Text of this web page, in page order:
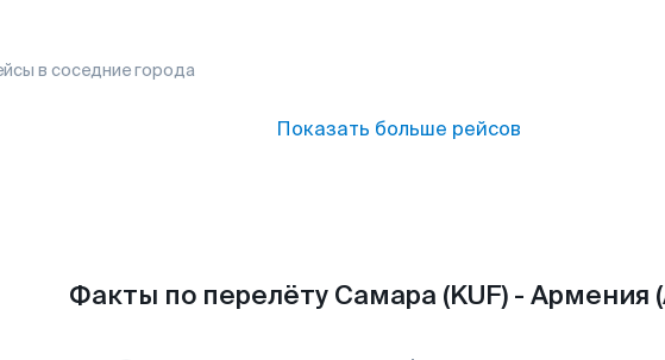
в соседние города
Показать больше рейсов
Факты по перелёту Самара (KUF) - Армения